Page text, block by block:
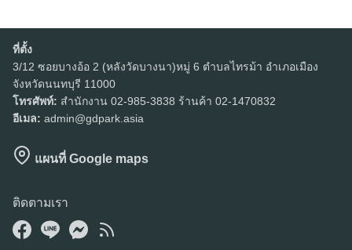
ที่ตั้ง
3/12 ซอยบางอ้อ 2 (หลังวัดบางนา)หมู่ 6 ตำบลไทรม้า อำเภอเมือง
จังหวัดนนทบุรี 11000
โทรศัพท์: สำนักงาน 02-985-3838 ร้านค้า 02-1470832
อีเมล: admin@gdpark.asia
แผนที่ Google maps
ติดตามเรา